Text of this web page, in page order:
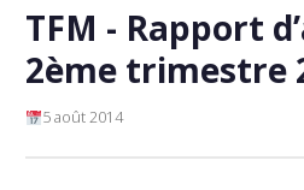
TFM - Rapport
2ème trimestre
5 août 2014